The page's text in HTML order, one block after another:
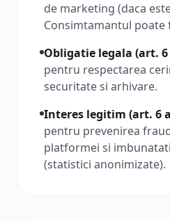
de marketing (daca
Consimtamantul poate
Obligatie legala (art. 6
pentru respectarea
securitate si arhivare.
Interes legitim (art. 6
pentru prevenirea
platformei si
(statistici anonimizate).